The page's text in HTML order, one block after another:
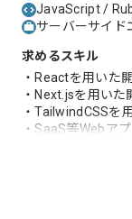
JavaScript /
サーバーサイド
求めるスキル
・Reactを用いた
・Next.jsを用いた
・TailwindCSSを
・SaaS等Webア